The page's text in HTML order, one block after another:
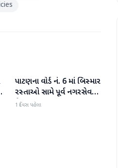
પાટણ
પાટણના વોર્ડ નં. 6 માં બિસ્માર
રસ્તાઓ સામે પૂર્વ નગરસેવક
મેદાનમાં
1 દિવસ પહેલા